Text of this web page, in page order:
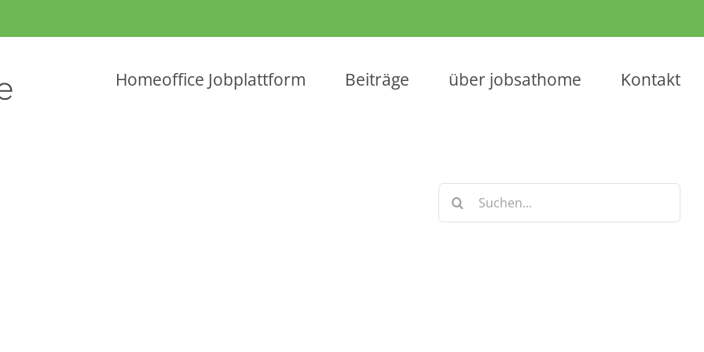
Homeoffice Jobplattform Beiträge über jobsathome Kontakt
Suche
nach: